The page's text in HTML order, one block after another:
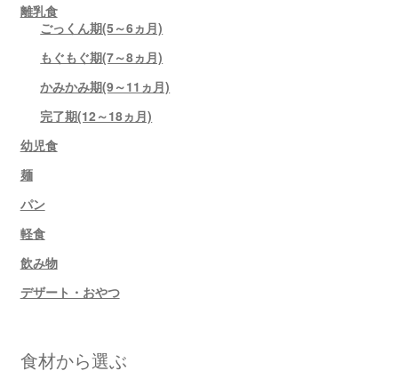
離乳食
ごっくん期(5～6ヵ月)
もぐもぐ期(7～8ヵ月)
かみかみ期(9～11ヵ月)
完了期(12～18ヵ月)
幼児食
麺
パン
軽食
飲み物
デザート・おやつ
食材から選ぶ